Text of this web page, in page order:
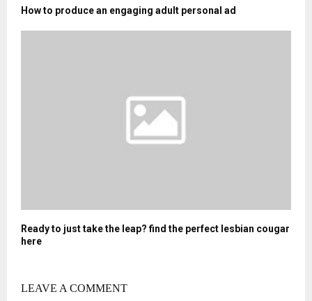
How to produce an engaging adult personal ad
Ready to just take the leap? find the perfect lesbian cougar
here
LEAVE A COMMENT